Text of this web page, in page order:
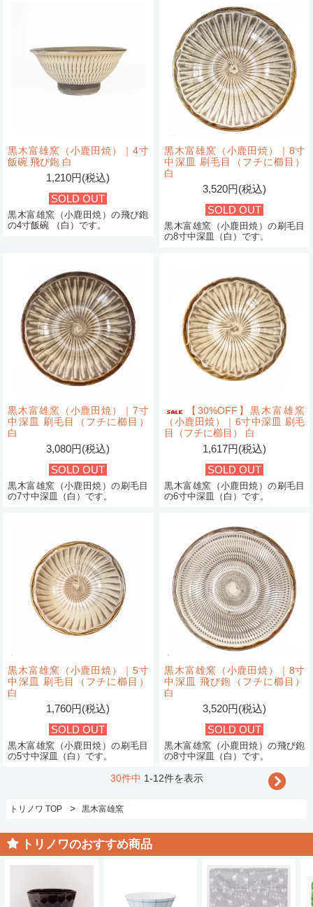
黒木富雄窯（小鹿田焼）｜4寸
飯碗 飛び鉋 白
1,210円(税込)
SOLD OUT
黒木富雄窯（小鹿田焼）の飛び鉋
の4寸飯碗 （白）です。
黒木富雄窯（小鹿田焼）｜8寸
中深皿 刷毛目（フチに櫛目）
白
3,520円(税込)
SOLD OUT
黒木富雄窯（小鹿田焼）の刷毛目
の8寸中深皿（白）です。
黒木富雄窯（小鹿田焼）｜7寸
中深皿 刷毛目（フチに櫛目）
白
3,080円(税込)
SOLD OUT
黒木富雄窯（小鹿田焼）の刷毛目
の7寸中深皿（白）です。
【30%OFF】黒木富雄窯
（小鹿田焼）｜6寸中深皿 刷毛
目（フチに櫛目） 白
1,617円(税込)
SOLD OUT
黒木富雄窯（小鹿田焼）の刷毛目
の6寸中深皿（白）です。
黒木富雄窯（小鹿田焼）｜5寸
中深皿 刷毛目（フチに櫛目）
白
1,760円(税込)
SOLD OUT
黒木富雄窯（小鹿田焼）の刷毛目
の5寸中深皿（白）です。
黒木富雄窯（小鹿田焼）｜8寸
中深皿 飛び鉋（フチに櫛目）
白
3,520円(税込)
SOLD OUT
黒木富雄窯（小鹿田焼）の飛び鉋
の8寸中深皿（白）です。
30件中 1-12件を表示
トリノワ TOP > 黒木富雄窯
トリノワのおすすめ商品